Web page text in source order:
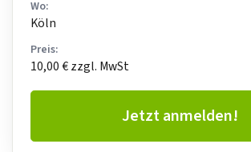
Wo:
Köln
Preis:
10,00 € zzgl. MwSt
Jetzt anmelden!